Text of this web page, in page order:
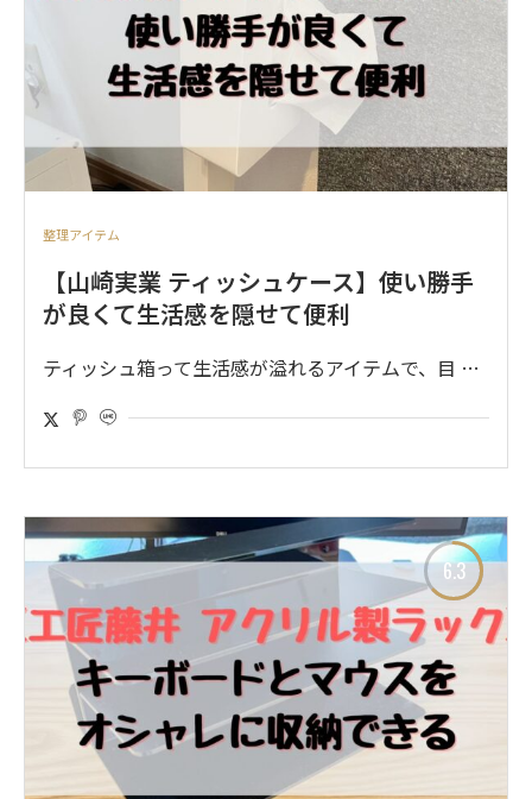
整理アイテム
【山崎実業 ティッシュケース】使い勝手
が良くて生活感を隠せて便利
ティッシュ箱って生活感が溢れるアイテムで、目 …
6.3